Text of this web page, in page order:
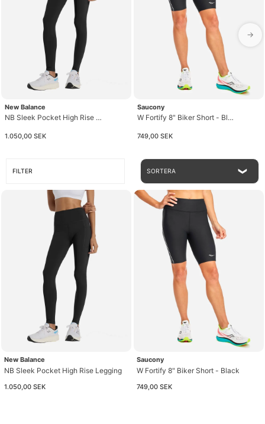
New Balance
NB Sleek Pocket High Rise Legging
1.050,00 SEK
Saucony
W Fortify 8" Biker Short - Black
749,00 SEK
→
FILTER SORTERA
New Balance
NB Sleek Pocket High Rise Legging
1.050,00 SEK
Saucony
W Fortify 8" Biker Short - Black
749,00 SEK